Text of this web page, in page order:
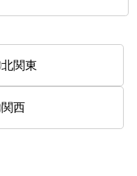
北関東
関西